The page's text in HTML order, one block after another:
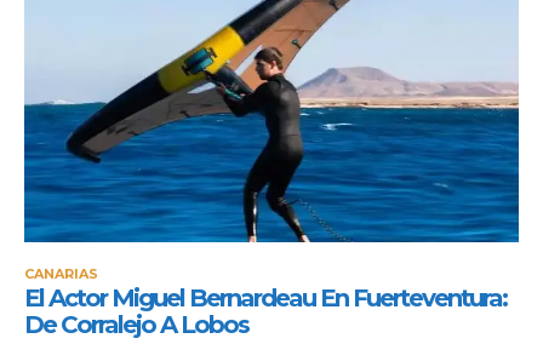
CANARIAS
El Actor Miguel Bernardeau En Fuerteventura:
De Corralejo A Lobos